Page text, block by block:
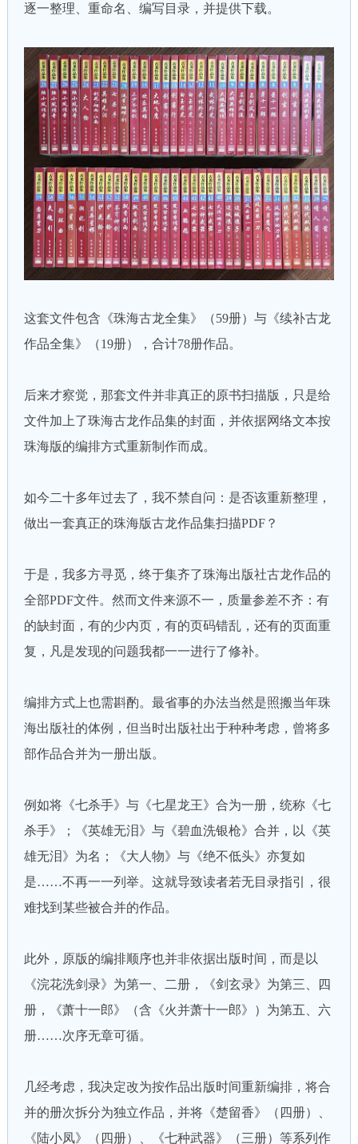
逐一整理、重命名、编写目录，并提供下载。
这套文件包含《珠海古龙全集》（59册）与《续补古龙
作品全集》（19册），合计78册作品。
后来才察觉，那套文件并非真正的原书扫描版，只是给
文件加上了珠海古龙作品集的封面，并依据网络文本按
珠海版的编排方式重新制作而成。
如今二十多年过去了，我不禁自问：是否该重新整理，
做出一套真正的珠海版古龙作品集扫描PDF？
于是，我多方寻觅，终于集齐了珠海出版社古龙作品的
全部PDF文件。然而文件来源不一，质量参差不齐：有
的缺封面，有的少内页，有的页码错乱，还有的页面重
复，凡是发现的问题我都一一进行了修补。
编排方式上也需斟酌。最省事的办法当然是照搬当年珠
海出版社的体例，但当时出版社出于种种考虑，曾将多
部作品合并为一册出版。
例如将《七杀手》与《七星龙王》合为一册，统称《七
杀手》；《英雄无泪》与《碧血洗银枪》合并，以《英
雄无泪》为名；《大人物》与《绝不低头》亦复如
是……不再一一列举。这就导致读者若无目录指引，很
难找到某些被合并的作品。
此外，原版的编排顺序也并非依据出版时间，而是以
《浣花洗剑录》为第一、二册，《剑玄录》为第三、四
册，《萧十一郎》（含《火并萧十一郎》）为第五、六
册……次序无章可循。
几经考虑，我决定改为按作品出版时间重新编排，将合
并的册次拆分为独立作品，并将《楚留香》（四册）、
《陆小凤》（四册）、《七种武器》（三册）等系列作